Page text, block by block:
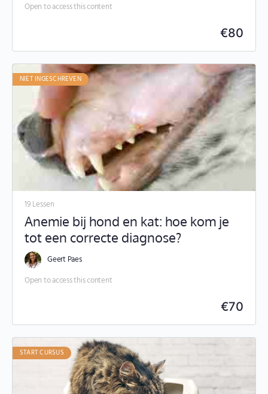
Open to access this content
€80
NIET INGESCHREVEN
19 Lessen
Anemie bij hond en kat: hoe kom je
tot een correcte diagnose?
Geert Paes
Open to access this content
€70
START CURSUS